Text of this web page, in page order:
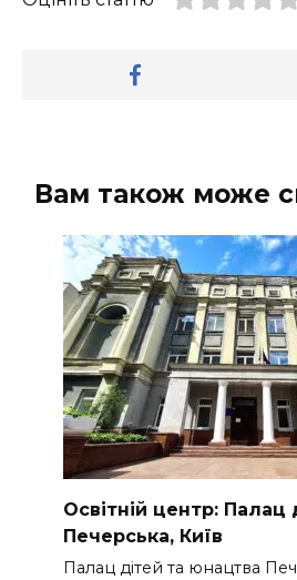
Вам також може
Освітній центр: Палац
Печерська, Київ
Палац дітей та юнацтва